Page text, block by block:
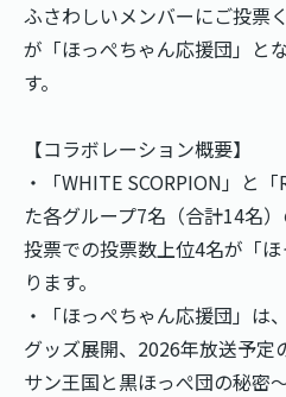
ふさわしいメンバーにご投票
が「ほっぺちゃん応援団」と
す。
【コラボレーション概要】
・「WHITE SCORPION」と
た各グループ7名（合計14名
投票での投票数上位4名が「
ります。
・「ほっぺちゃん応援団」は
グッズ展開、2026年放送予定
サン王国と黒ほっぺ団の秘密